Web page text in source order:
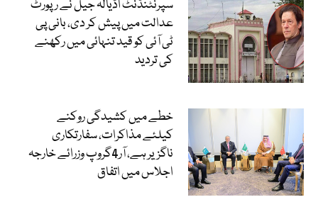
سپرنٹنڈنٹ اڈیالہ جیل نے رپورٹ
عدالت میں پیش کر دی، بانی پی
ٹی آئی کو قید تنہائی میں رکھنے
کی تردید
خطے میں کشیدگی روکنے
کیلئے مذاکرات، سفارتکاری
ناگزیر ہے، آر4گروپ وزرائے خارجہ
اجلاس میں اتفاق